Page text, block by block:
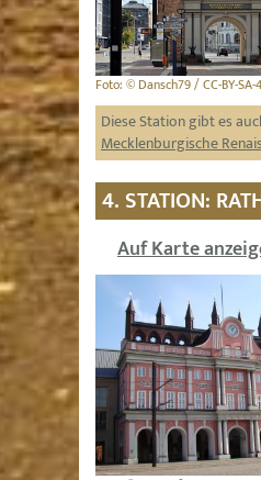
Foto: © Dansch79 / CC-BY-
Diese Station gibt es
Mecklenburgische
4. STATION:
Auf Karte